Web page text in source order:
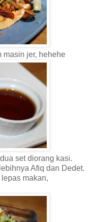
masin jer, hehehe
set diorang kasi.
Afiq dan Dedet.
makan,